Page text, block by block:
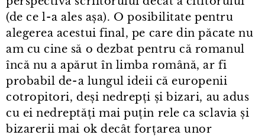
(de ce l⁠-⁠a ales așa). O posibilitate pentru
alegerea acestui final, pe care din păcate nu
am cu cine să o dezbat pentru că romanul
încă nu a apărut în limba română, ar fi
probabil de⁠-⁠a lungul ideii că europenii
cotropitori, deși nedrepți și bizari, au adus
cu ei nedreptăți mai puțin rele ca sclavia și
bizarerii mai ok decât forțarea unor